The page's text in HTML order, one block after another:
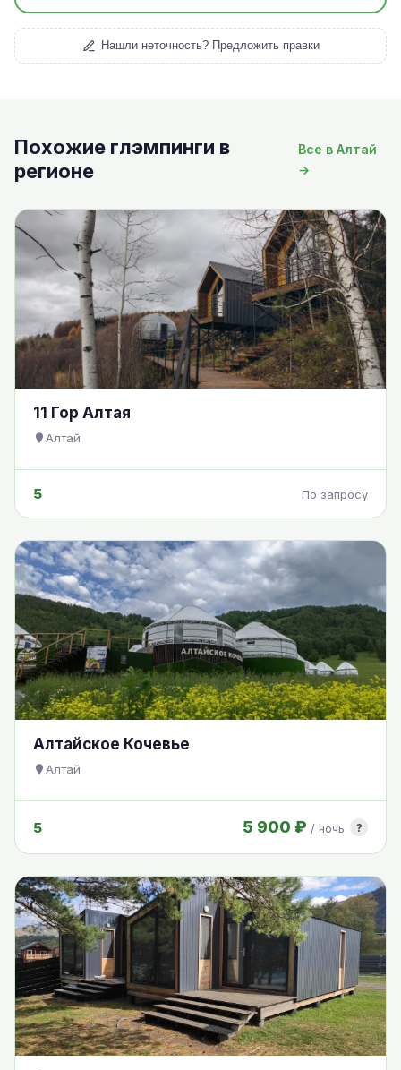
Нашли неточность? Предложить правки
Похожие глэмпинги в
регионе
Все в Алтай
→
11 Гор Алтая
Алтай
5 По запросу
Алтайское Кочевье
Алтай
5 5 900 ₽ / ночь ?